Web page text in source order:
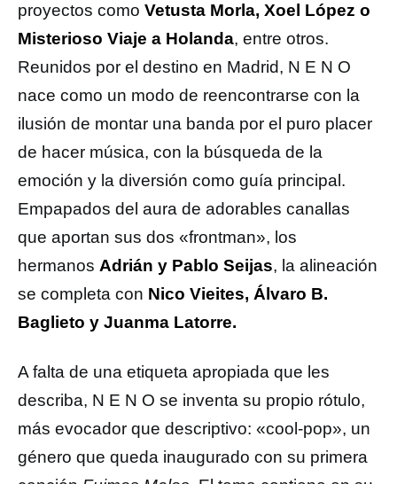
proyectos como Vetusta Morla, Xoel López o
Misterioso Viaje a Holanda, entre otros.
Reunidos por el destino en Madrid, N E N O
nace como un modo de reencontrarse con la
ilusión de montar una banda por el puro placer
de hacer música, con la búsqueda de la
emoción y la diversión como guía principal.
Empapados del aura de adorables canallas
que aportan sus dos «frontman», los
hermanos Adrián y Pablo Seijas, la alineación
se completa con Nico Vieites, Álvaro B.
Baglieto y Juanma Latorre.
A falta de una etiqueta apropiada que les
describa, N E N O se inventa su propio rótulo,
más evocador que descriptivo: «cool-pop», un
género que queda inaugurado con su primera